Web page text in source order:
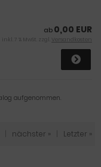
ab 0,00 EUR
inkl. 7 % MwSt. zzgl. Versandkosten
aufgenommen.
nächster » Letzter »